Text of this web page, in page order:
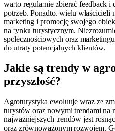
warto regularnie zbierać feedback i
potrzeb. Ponadto, wielu właścicieli
marketing i promocję swojego
na rynku turystycznym.
społecznościowych oraz
do utraty potencjalnych klientów.
Jakie są trendy w
przyszłość?
Agroturystyka ewoluuje wraz ze
turystów oraz nowymi trendami na
najważniejszych trendów jest
oraz zrównoważonym rozwojem.